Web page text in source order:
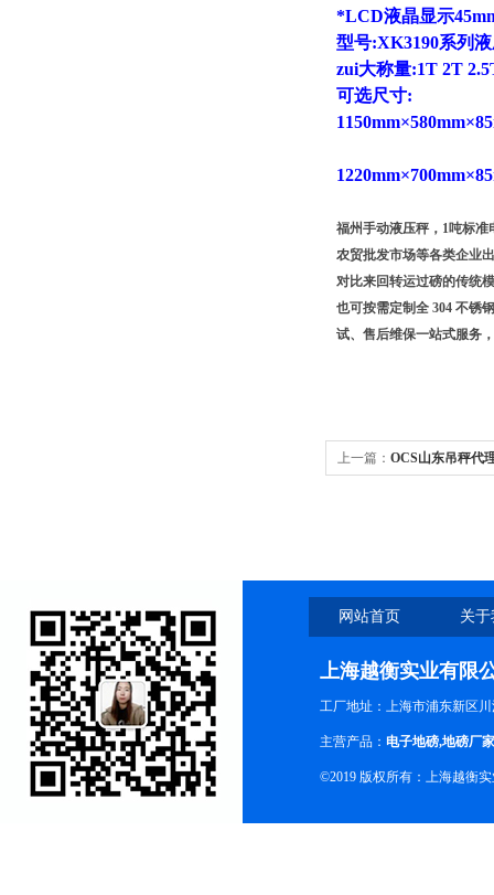
*LCD液晶显示
型号:XK3190系列
zui大称量:1T 2T
可选尺寸:
福州手动液压秤，1吨标
农贸批发市场等各类企业
对比来回转运过磅的传统
也可按需定制全 304 不锈
试、售后维保一站式服务
上一篇： OCS山东吊秤代
网站首页 关
上海越衡实业有限
工厂地址：上海市浦东新区川
主营产品： 电子地磅,地磅厂家
©2019 版权所有：上海越衡